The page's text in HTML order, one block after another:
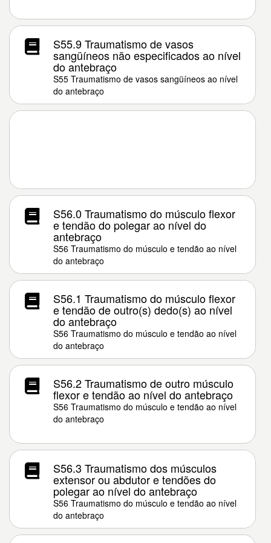
S55.9 Traumatismo de vasos
sangüíneos não especificados ao nível
do antebraço
S55 Traumatismo de vasos sangüíneos ao nível
do antebraço
S56.0 Traumatismo do músculo flexor
e tendão do polegar ao nível do
antebraço
S56 Traumatismo do músculo e tendão ao nível
do antebraço
S56.1 Traumatismo do músculo flexor
e tendão de outro(s) dedo(s) ao nível
do antebraço
S56 Traumatismo do músculo e tendão ao nível
do antebraço
S56.2 Traumatismo de outro músculo
flexor e tendão ao nível do antebraço
S56 Traumatismo do músculo e tendão ao nível
do antebraço
S56.3 Traumatismo dos músculos
extensor ou abdutor e tendões do
polegar ao nível do antebraço
S56 Traumatismo do músculo e tendão ao nível
do antebraço